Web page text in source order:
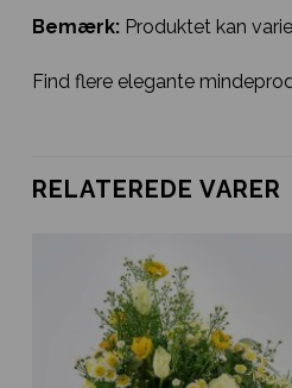
Bemærk: Produktet kan
Find flere elegante
RELATEREDE VARER